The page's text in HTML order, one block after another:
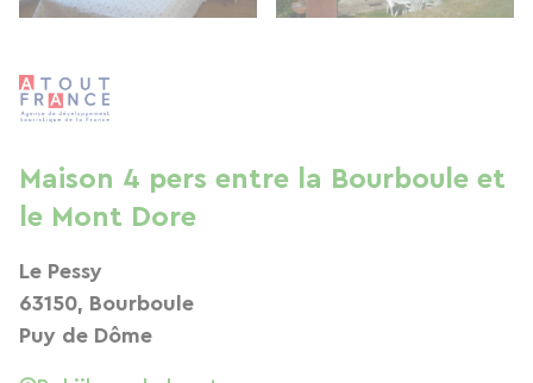
Maison 4 pers entre la Bourboule et
le Mont Dore
Le Pessy
63150, Bourboule
Puy de Dôme